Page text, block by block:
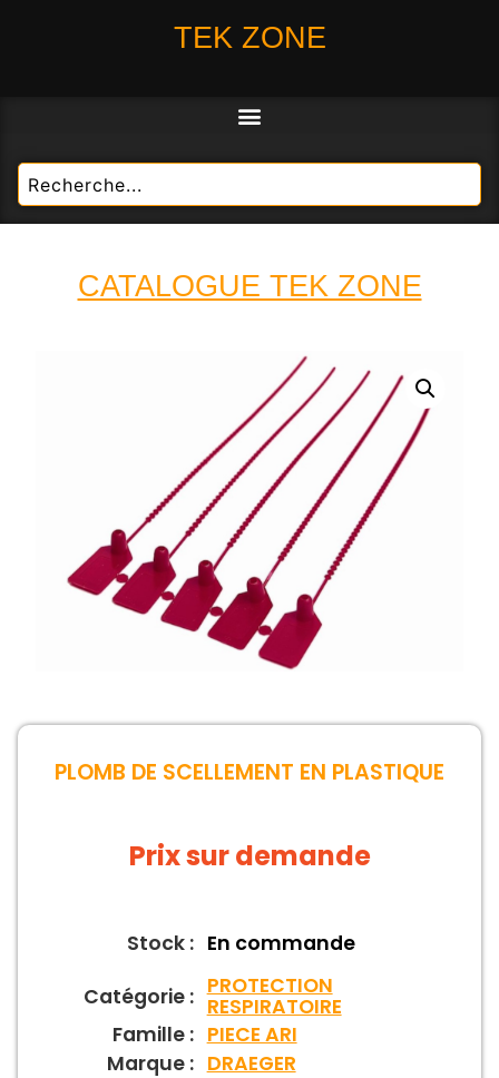
TEK ZONE
CATALOGUE TEK ZONE
PLOMB DE SCELLEMENT EN PLASTIQUE
Prix sur demande
Stock : En commande
Catégorie :PROTECTION
RESPIRATOIRE
Famille : PIECE ARI
Marque : DRAEGER